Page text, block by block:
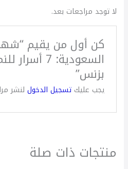
لا توجد مراجعات بعد.
كن أول من يقيم
السعودية: 7
بزنس”
يجب عليك تسجيل الدخوللنشر
منتجات ذات صلة